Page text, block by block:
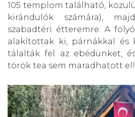
105 templom található,
kirándulók számára),
szabadtéri étteremre. A
alakítottak ki, párnákkal és
tálalták fel az ebédünket,
török tea sem maradhatott el!